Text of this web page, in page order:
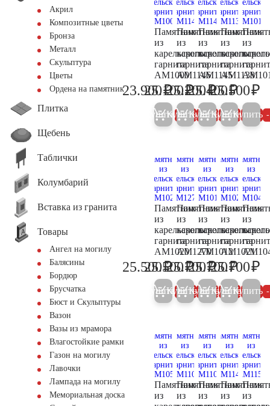
Акрил
Композитные цветы
Бронза
Металл
Скульптура
Цветы
Ордена на памятник
Плитка
Щебень
Таблички
Колумбарий
Вставка из гранита
Товары
Ангел на могилу
Балясины
Бордюр
Брусчатка
Бюст и Скульптуры
Вазон
Вазы из мрамора
Влагостойкие рамки
Газон на могилу
Лавочки
Лампада на могилу
Мемориальная доска
Памятник
из
карельского
гарнита
AM1000
25.200
23.900₽
Купить 5%
Памятник
из
карельского
гарнита
AM1146
26.400
25.100₽
Купить 5%
Памятник
из
карельского
гарнита
AM1145
26.500
25.200₽
Купить 5%
Памятник
из
карельского
гарнита
AM1138
26.700
25.400₽
Купить 5%
из
25.500₽
Купить
Памятник
из
карельского
гарнита
AM1020
26.800
25.500₽
Купить 5%
Памятник
из
карельского
гарнита
AM1270
26.800
25.500₽
Купить 5%
Памятник
из
карельского
гарнита
AM1012
27.100
25.700₽
Купить 5%
Памятник
из
карельского
гарнита
AM1021
27.100
25.700₽
Купить 5%
из
25.700₽
Купить
Памятник
из
Памятник
из
Памятник
из
Памятник
из
из